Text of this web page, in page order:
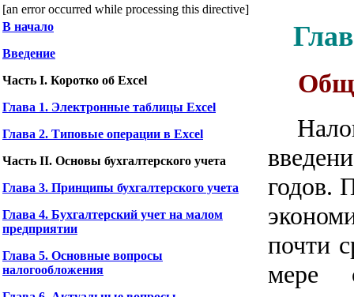
[an error occurred while processing this directive]
В начало
Введение
Часть I. Коротко об Excel
Глава 1. Электронные таблицы Excel
Глава 2. Типовые операции в Excel
Часть II. Основы бухгалтерского учета
Глава 3. Принципы бухгалтерского учета
Глава 4. Бухгалтерский учет на малом
предприятии
Глава 5. Основные вопросы
налогообложения
годов.
почти
мере